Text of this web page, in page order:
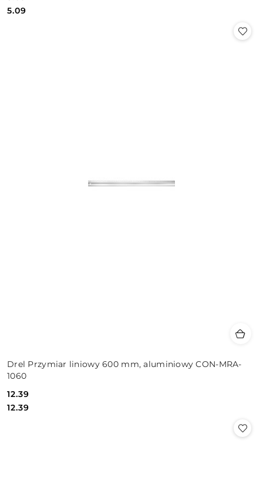
Cena:
Cena:
5.09
Drel Przymiar liniowy 600 mm, aluminiowy CON-MRA-
1060
Cena:
12.39
Cena:
12.39